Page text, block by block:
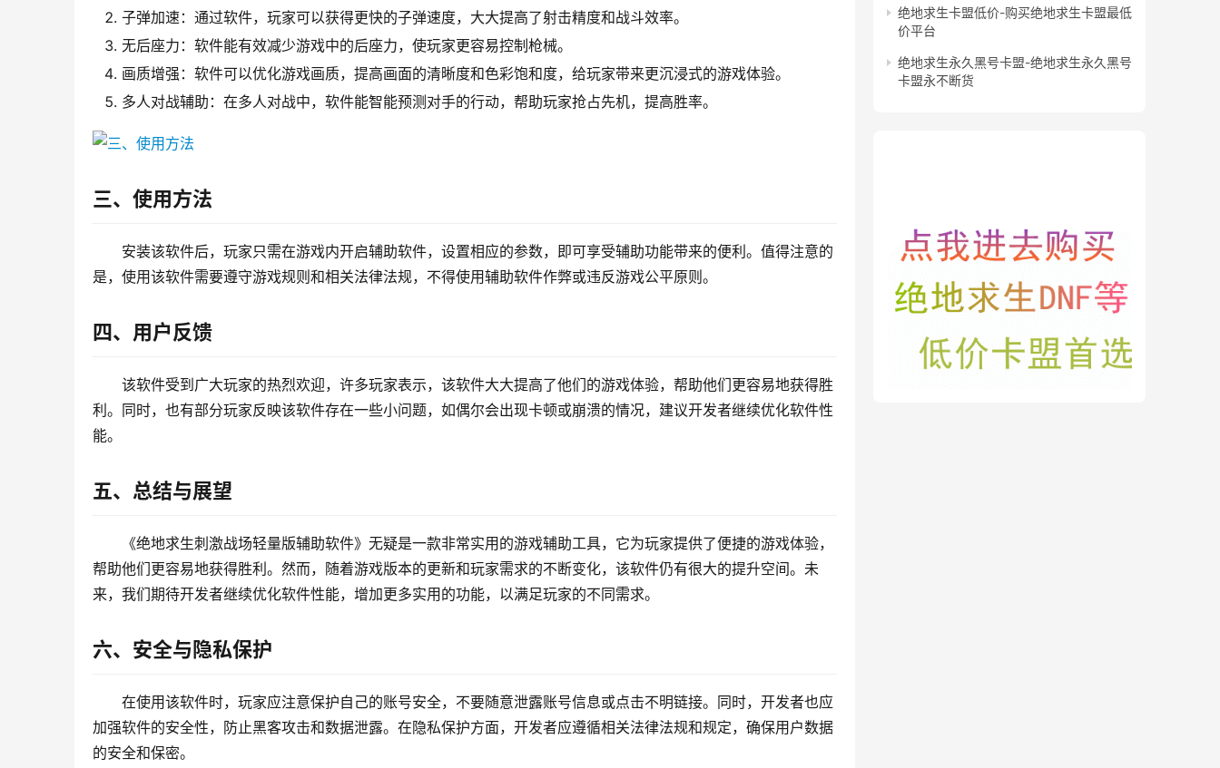
子弹加速：通过软件，玩家可以获得更快的子弹速度，大大提高了射击精度和战斗效率。
无后座力：软件能有效减少游戏中的后座力，使玩家更容易控制枪械。
画质增强：软件可以优化游戏画质，提高画面的清晰度和色彩饱和度，给玩家带来更沉浸式的游戏体验。
多人对战辅助：在多人对战中，软件能智能预测对手的行动，帮助玩家抢占先机，提高胜率。
三、使用方法
安装该软件后，玩家只需在游戏内开启辅助软件，设置相应的参数，即可享受辅助功能带来的便利。值得注意的
是，使用该软件需要遵守游戏规则和相关法律法规，不得使用辅助软件作弊或违反游戏公平原则。
四、用户反馈
该软件受到广大玩家的热烈欢迎，许多玩家表示，该软件大大提高了他们的游戏体验，帮助他们更容易地获得胜
利。同时，也有部分玩家反映该软件存在一些小问题，如偶尔会出现卡顿或崩溃的情况，建议开发者继续优化软件性
能。
五、总结与展望
《绝地求生刺激战场轻量版辅助软件》无疑是一款非常实用的游戏辅助工具，它为玩家提供了便捷的游戏体验，
帮助他们更容易地获得胜利。然而，随着游戏版本的更新和玩家需求的不断变化，该软件仍有很大的提升空间。未
来，我们期待开发者继续优化软件性能，增加更多实用的功能，以满足玩家的不同需求。
六、安全与隐私保护
在使用该软件时，玩家应注意保护自己的账号安全，不要随意泄露账号信息或点击不明链接。同时，开发者也应
加强软件的安全性，防止黑客攻击和数据泄露。在隐私保护方面，开发者应遵循相关法律法规和规定，确保用户数据
的安全和保密。
绝地求生卡盟低价-购买绝地求生卡盟最低
价平台
绝地求生永久黑号卡盟-绝地求生永久黑号
卡盟永不断货